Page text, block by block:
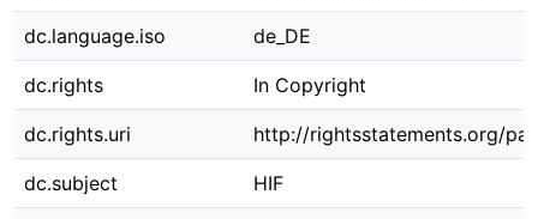
dc.language.iso de_DE
dc.rights In Copyright
dc.rights.uri http://rightsstatements.org/
dc.subject HIF